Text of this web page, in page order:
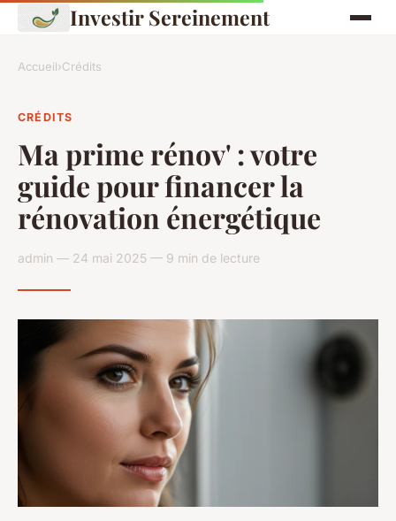
Investir Sereinement
Accueil›Crédits
CRÉDITS
Ma prime rénov' : votre
guide pour financer la
rénovation énergétique
admin — 24 mai 2025 — 9 min de lecture